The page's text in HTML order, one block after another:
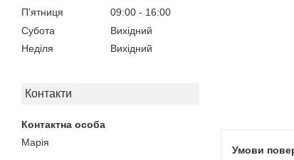
Пʼятниця
09:00
16:00
Субота
Вихідний
Неділя
Вихідний
Контакти
Марія